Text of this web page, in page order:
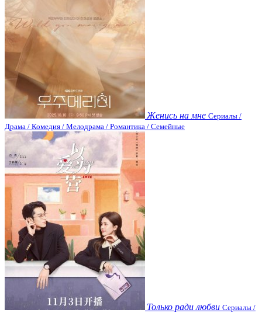
Женись на мне Сериалы /
Драма / Комедия / Мелодрама / Романтика / Семейные
Только ради любви Сериалы /